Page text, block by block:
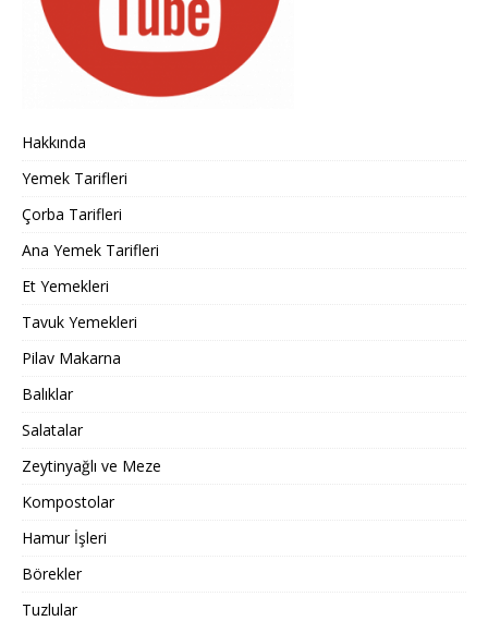
Hakkında
Yemek Tarifleri
Çorba Tarifleri
Ana Yemek Tarifleri
Et Yemekleri
Tavuk Yemekleri
Pilav Makarna
Balıklar
Salatalar
Zeytinyağlı ve Meze
Kompostolar
Hamur İşleri
Börekler
Tuzlular